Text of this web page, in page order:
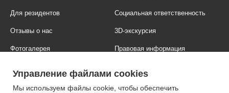
Для резидентов Социальная ответственность
Отзывы о нас 3D-экскурсия
Фотогалерея Правовая информация
Управление файлами cookies
Мы используем файлы cookie, чтобы обеспечить